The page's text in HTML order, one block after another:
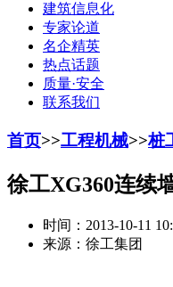
建筑信息化
专家论道
名企精英
热点话题
质量·安全
联系我们
首页>>工程机械>>桩
徐工XG360连续
时间：2013-10-11
来源：徐工集团